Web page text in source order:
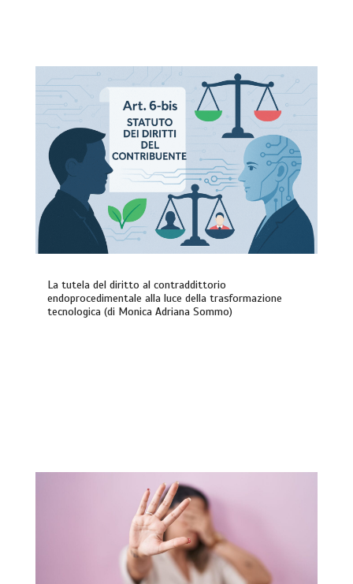
La tutela del diritto al contraddittorio
endoprocedimentale alla luce della trasformazione
tecnologica (di Monica Adriana Sommo)